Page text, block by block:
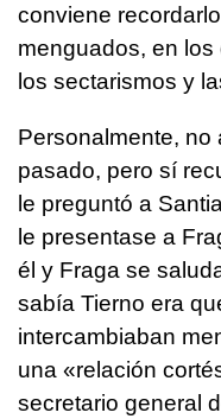
conviene
menguados, en
los sectarismos y
Personalmente, no
pasado, pero sí
le preguntó a
le presentase a
él y Fraga se
sabía Tierno era
intercambiaban
una «relación
secretario general